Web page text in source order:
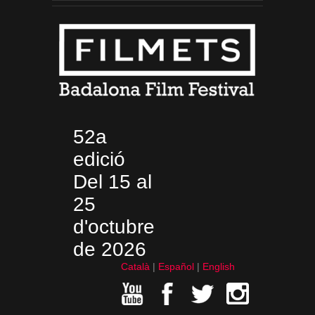
52a
edició
Del 15 al
25
d'octubre
de 2026
Català Español English